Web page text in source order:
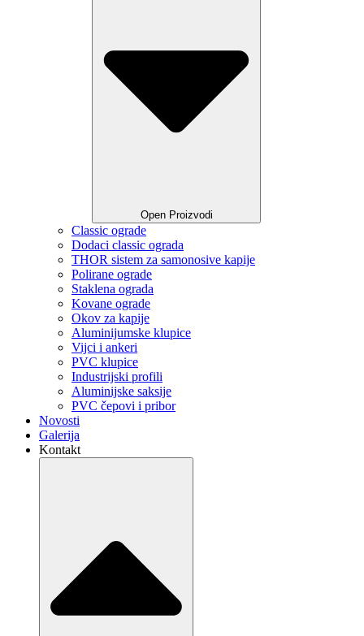
Open Proizvodi
Classic ograde
Dodaci classic ograda
THOR sistem za samonosive kapije
Polirane ograde
Staklena ograda
Kovane ograde
Okov za kapije
Aluminijumske klupice
Vijci i ankeri
PVC klupice
Industrijski profili
Aluminijske saksije
PVC čepovi i pribor
Novosti
Galerija
Kontakt